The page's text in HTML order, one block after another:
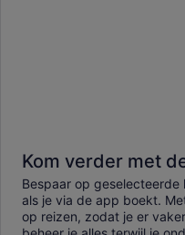
Kom verder met
Bespaar op
als je via de app boekt.
op reizen, zodat je er